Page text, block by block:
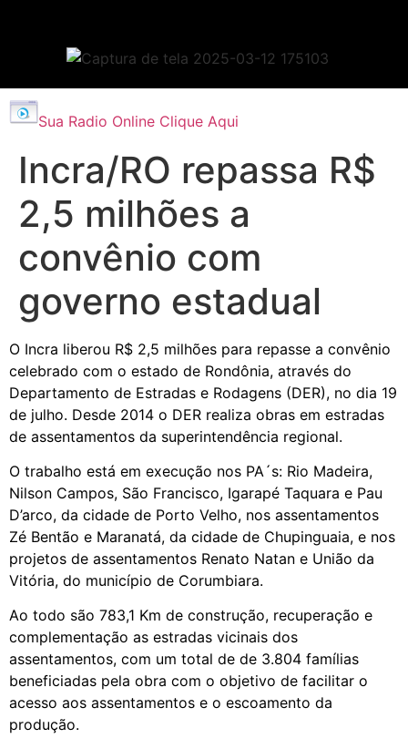
Sua Radio Online Clique Aqui
Incra/RO repassa R$
2,5 milhões a
convênio com
governo estadual
O Incra liberou R$ 2,5 milhões para repasse a convênio
celebrado com o estado de Rondônia, através do
Departamento de Estradas e Rodagens (DER), no dia 19
de julho. Desde 2014 o DER realiza obras em estradas
de assentamentos da superintendência regional.
O trabalho está em execução nos PA´s: Rio Madeira,
Nilson Campos, São Francisco, Igarapé Taquara e Pau
D’arco, da cidade de Porto Velho, nos assentamentos
Zé Bentão e Maranatá, da cidade de Chupinguaia, e nos
projetos de assentamentos Renato Natan e União da
Vitória, do município de Corumbiara.
Ao todo são 783,1 Km de construção, recuperação e
complementação as estradas vicinais dos
assentamentos, com um total de de 3.804 famílias
beneficiadas pela obra com o objetivo de facilitar o
acesso aos assentamentos e o escoamento da
produção.